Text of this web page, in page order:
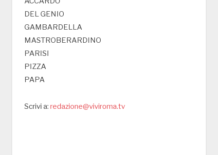
DEL GENIO
GAMBARDELLA
MASTROBERARDINO
PARISI
PIZZA
PAPA
Scrivi a: redazione@viviroma.tv